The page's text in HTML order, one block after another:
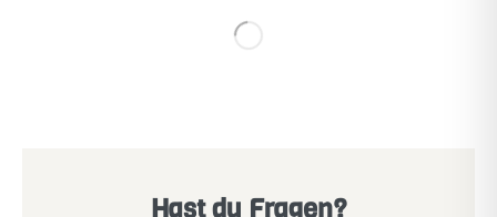
Hast du Fragen?